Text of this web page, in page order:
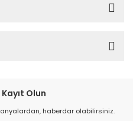
Olun
haberdar olabilirsiniz.